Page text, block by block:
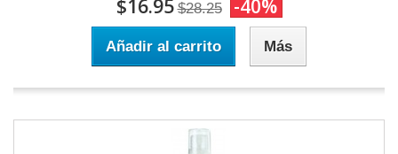
$16.95 $28.25 -40%
Añadir al carrito Más